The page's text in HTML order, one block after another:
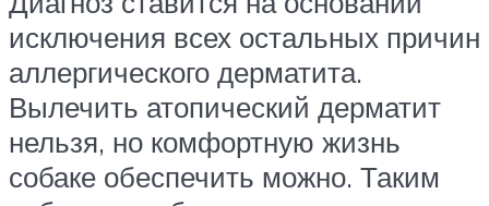
исключения всех остальных причин
аллергического дерматита.
Вылечить атопический дерматит
нельзя, но комфортную жизнь
собаке обеспечить можно. Таким